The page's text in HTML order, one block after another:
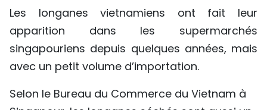
VIDÉO
À PROPOS DU "PEUPLE"
TIẾNG VIỆT
Les longanes vietnamiens ont fait leur
apparition dans les supermarchés
singapouriens depuis quelques années, mais
avec un petit volume d’importation.
Selon le Bureau du Commerce du Vietnam à